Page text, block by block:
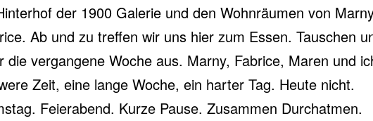
der 1900 Galerie und den Wohnräumen von
Ab und zu treffen wir uns hier zum Essen. Tauschen
die vergangene Woche aus. Marny, Fabrice, Maren und
Zeit, eine lange Woche, ein harter Tag. Heute nicht.
Feierabend. Kurze Pause. Zusammen Durchatmen.